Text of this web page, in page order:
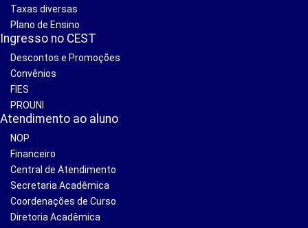
Taxas diversas
Plano de Ensino
Ingresso no CEST
Descontos e Promoções
Convênios
FIES
PROUNI
Atendimento ao aluno
NOP
Financeiro
Central de Atendimento
Secretaria Acadêmica
Coordenações de Curso
Diretoria Acadêmica